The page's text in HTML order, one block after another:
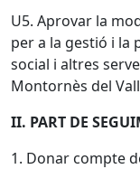
U5. Aprovar la
per a la gestió i la
social i altres
Montornès del
II. PART DE
1. Donar compte